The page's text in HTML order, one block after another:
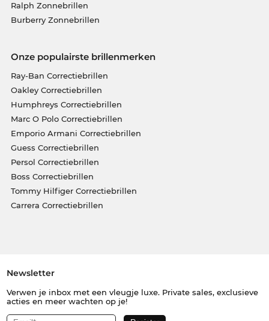
Ralph Zonnebrillen
Burberry Zonnebrillen
Onze populairste brillenmerken
Ray-Ban Correctiebrillen
Oakley Correctiebrillen
Humphreys Correctiebrillen
Marc O Polo Correctiebrillen
Emporio Armani Correctiebrillen
Guess Correctiebrillen
Persol Correctiebrillen
Boss Correctiebrillen
Tommy Hilfiger Correctiebrillen
Carrera Correctiebrillen
Newsletter
Verwen je inbox met een vleugje luxe. Private sales, exclusieve
acties en meer wachten op je!